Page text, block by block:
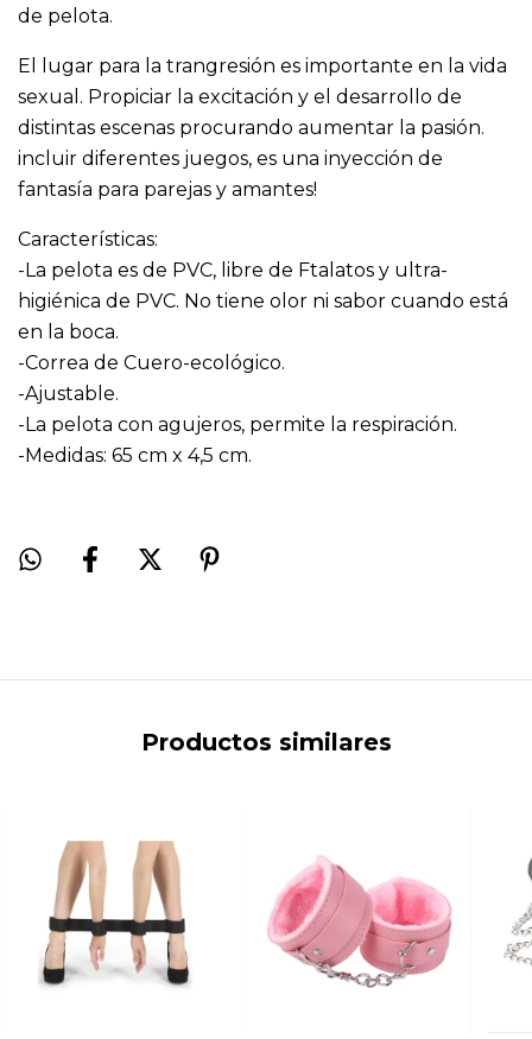
de pelota.
El lugar para la trangresión es importante en la vida
sexual. Propiciar la excitación y el desarrollo de
distintas escenas procurando aumentar la pasión.
incluir diferentes juegos, es una inyección de
fantasía para parejas y amantes!
Características:
-La pelota es de PVC, libre de Ftalatos y ultra-
higiénica de PVC. No tiene olor ni sabor cuando está
en la boca.
-Correa de Cuero-ecológico.
-Ajustable.
-La pelota con agujeros, permite la respiración.
-Medidas: 65 cm x 4,5 cm.
Productos similares